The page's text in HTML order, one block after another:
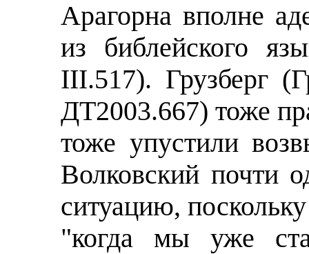
Арагорна вполне
из библейского
III.517).
ДТ2003.667) тоже
тоже упустили
Волковский почти
ситуацию,
"когда мы уже